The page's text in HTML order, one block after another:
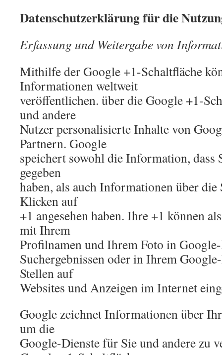
Datenschutzerklärung für die
Erfassung und Weitergabe von
Mithilfe der Google +1-Schaltfläche
Informationen weltweit
veröffentlichen. über die Google +1-
und andere
Nutzer personalisierte Inhalte von
Partnern. Google
speichert sowohl die Information, dass
gegeben
haben, als auch Informationen über die
Klicken auf
+1 angesehen haben. Ihre +1 können
mit Ihrem
Profilnamen und Ihrem Foto in
Suchergebnissen oder in Ihrem
Stellen auf
Websites und Anzeigen im Internet
Google zeichnet Informationen über
um die
Google-Dienste für Sie und andere zu